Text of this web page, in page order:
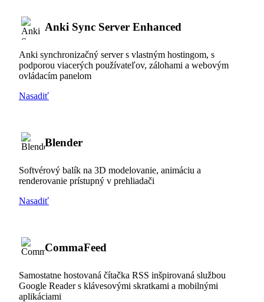
Anki Sync Server Enhanced
Anki synchronizačný server s vlastným hostingom, s
podporou viacerých používateľov, zálohami a webovým
ovládacím panelom
Nasadiť
Blender
Softvérový balík na 3D modelovanie, animáciu a
renderovanie prístupný v prehliadači
Nasadiť
CommaFeed
Samostatne hostovaná čítačka RSS inšpirovaná službou
Google Reader s klávesovými skratkami a mobilnými
aplikáciami